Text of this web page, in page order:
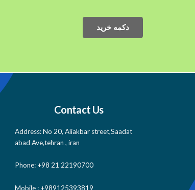
دکمه خرید
Contact Us
Address: No 20, Aliakbar street,Saadat
abad Ave,tehran , iran
Phone: +98 21 22190700
Mobile : +989125393819